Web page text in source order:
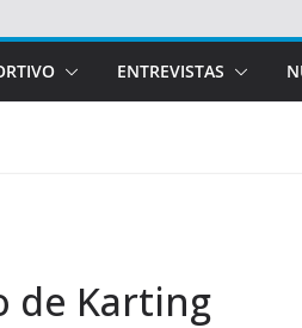
ENTREVISTAS
de Karting